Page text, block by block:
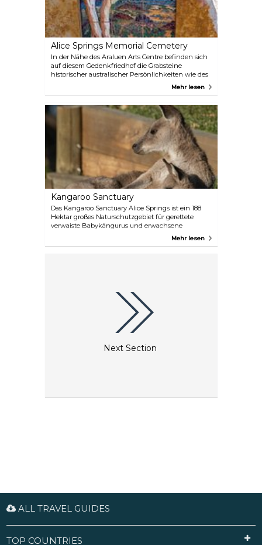
Alice Springs Memorial Cemetery
In der Nähe des Araluen Arts Centre befinden sich
auf diesem Gedenkfriedhof die Grabsteine
historischer australischer Persönlichkeiten wie des
Aborigine-Malers Albert Namatjira und derMehr lesen
Kangaroo Sanctuary
Das Kangaroo Sanctuary Alice Springs ist ein 188
Hektar großes Naturschutzgebiet für gerettete
verwaiste Babykängurus und erwachsene
Kängurus. Ihre Touren sollen die Besucher über
Mehr lesen
Next Section
ALL TRAVEL GUIDES
TOP COUNTRIES